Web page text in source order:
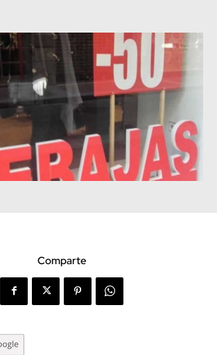
Comparte